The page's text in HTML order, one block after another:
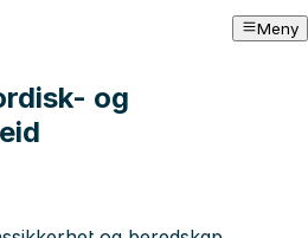
Meny
og